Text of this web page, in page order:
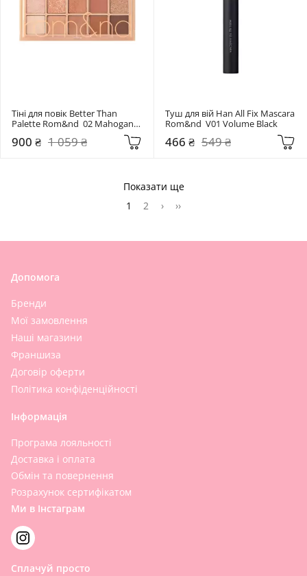
Тіні для повік Better Than
Palette Rom&nd  02 Mahogany
900 ₴ 1 059 ₴
Туш для вій Han All Fix Mascara
Rom&nd  V01 Volume Black
466 ₴ 549 ₴
Показати ще
1
2 › ››
Допомога
Бренди
Мої замовлення
Наші магазини
Франшиза
Договір оферти
Політика конфіденційності
Інформація
Програма лояльності
Доставка і оплата
Обмін та повернення
Розрахунок сертифікатом
Ми в Інстаграм
Сплачуй просто